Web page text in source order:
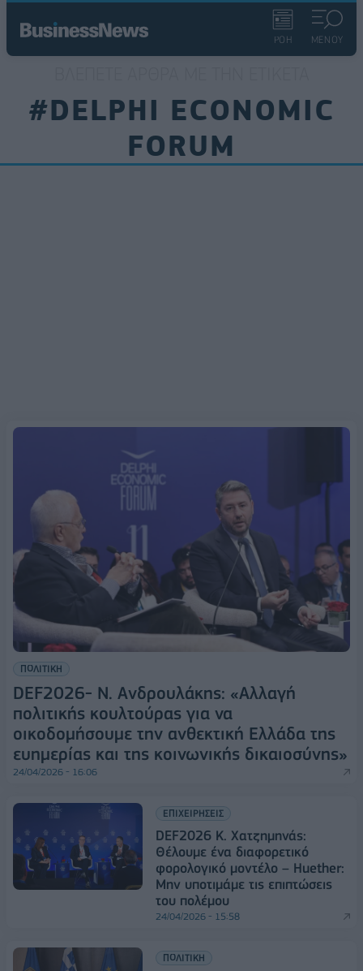
ΡΟΗ ΜΕΝΟΥ
#DELPHI ECONOMIC
FORUM
ΠΟΛΙΤΙΚΗ
DEF2026- Ν. Ανδρουλάκης: «Αλλαγή
πολιτικής κουλτούρας για να
οικοδομήσουμε την ανθεκτική Ελλάδα της
ευημερίας και της κοινωνικής δικαιοσύνης»
24/04/2026 - 16:06
ΕΠΙΧΕΙΡΗΣΕΙΣ
DEF2026 Κ. Χατζημηνάς:
Θέλουμε ένα διαφορετικό
φορολογικό μοντέλο – Huether:
Μην υποτιμάμε τις επιπτώσεις
του πολέμου
24/04/2026 - 15:58
ΠΟΛΙΤΙΚΗ